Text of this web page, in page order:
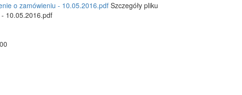
o zamówieniu - 10.05.2016.pdf Szczegóły pliku
10.05.2016.pdf